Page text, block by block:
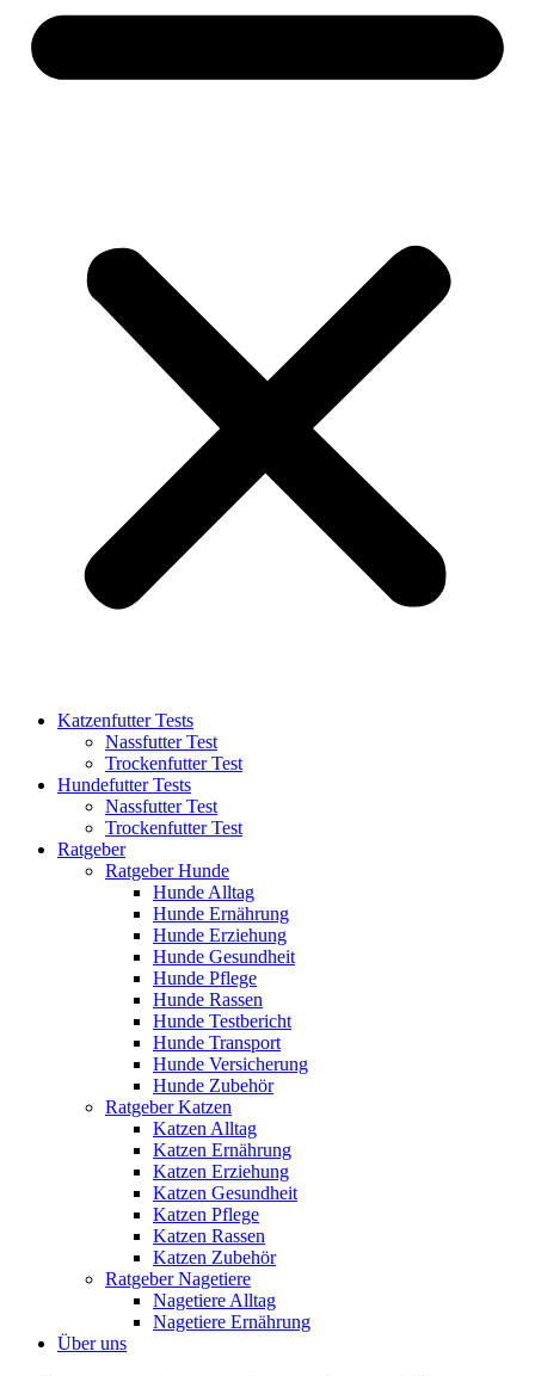
Katzenfutter Tests
Nassfutter Test
Trockenfutter Test
Hundefutter Tests
Nassfutter Test
Trockenfutter Test
Ratgeber
Ratgeber Hunde
Hunde Alltag
Hunde Ernährung
Hunde Erziehung
Hunde Gesundheit
Hunde Pflege
Hunde Rassen
Hunde Testbericht
Hunde Transport
Hunde Versicherung
Hunde Zubehör
Ratgeber Katzen
Katzen Alltag
Katzen Ernährung
Katzen Erziehung
Katzen Gesundheit
Katzen Pflege
Katzen Rassen
Katzen Zubehör
Ratgeber Nagetiere
Nagetiere Alltag
Nagetiere Ernährung
Über uns